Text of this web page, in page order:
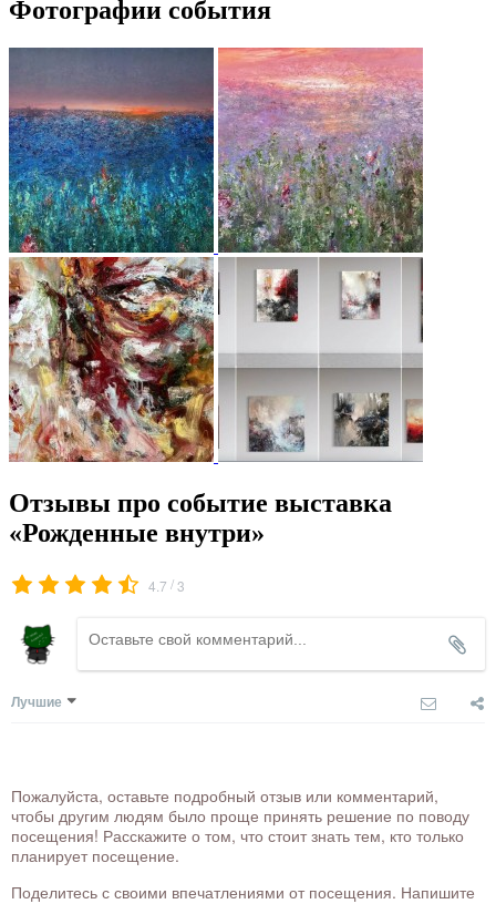
Фотографии события
Отзывы про событие выставка
«Рожденные внутри»
4.7 /3
Лучшие
Пожалуйста, оставьте подробный отзыв или комментарий,
чтобы другим людям было проще принять решение по поводу
посещения! Расскажите о том, что стоит знать тем, кто только
планирует посещение.
Поделитесь с своими впечатлениями от посещения. Напишите